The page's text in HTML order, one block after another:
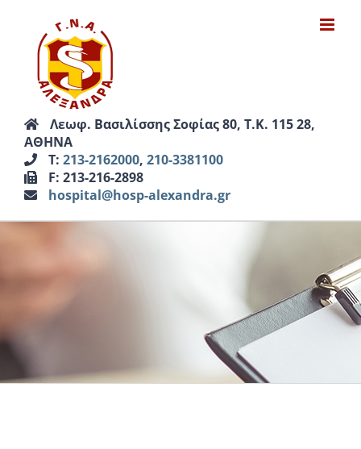
περιεχόμενο
Λεωφ. Βασιλίσσης Σοφίας 80, Τ.Κ. 115 28,
ΑΘΗΝΑ
Τ: 213-2162000, 210-3381100
F: 213-216-2898
hospital@hosp-alexandra.gr